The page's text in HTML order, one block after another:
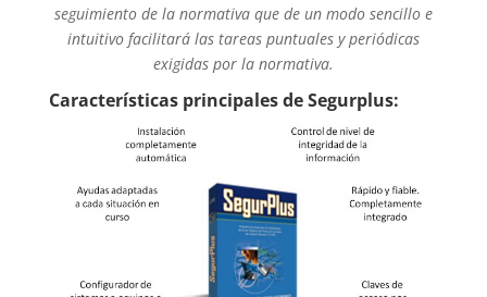
seguimiento de la normativa que de un modo sencillo e
intuitivo facilitará las tareas puntuales y periódicas
exigidas por la normativa.
Características principales de Segurplus: